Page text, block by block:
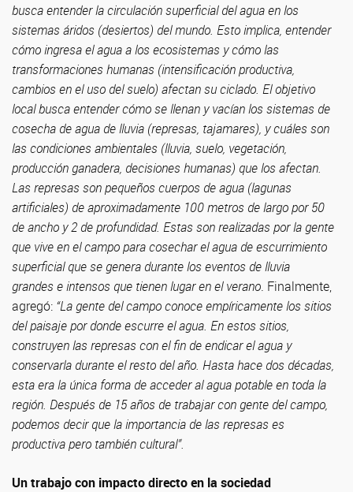
busca entender la circulación superficial del agua en los
sistemas áridos (desiertos) del mundo. Esto implica, entender
cómo ingresa el agua a los ecosistemas y cómo las
transformaciones humanas (intensificación productiva,
cambios en el uso del suelo) afectan su ciclado. El objetivo
local busca entender cómo se llenan y vacían los sistemas de
cosecha de agua de lluvia (represas, tajamares), y cuáles son
las condiciones ambientales (lluvia, suelo, vegetación,
producción ganadera, decisiones humanas) que los afectan.
Las represas son pequeños cuerpos de agua (lagunas
artificiales) de aproximadamente 100 metros de largo por 50
de ancho y 2 de profundidad. Estas son realizadas por la gente
que vive en el campo para cosechar el agua de escurrimiento
superficial que se genera durante los eventos de lluvia
grandes e intensos que tienen lugar en el verano. Finalmente,
agregó: “La gente del campo conoce empíricamente los sitios
del paisaje por donde escurre el agua. En estos sitios,
construyen las represas con el fin de endicar el agua y
conservarla durante el resto del año. Hasta hace dos décadas,
esta era la única forma de acceder al agua potable en toda la
región. Después de 15 años de trabajar con gente del campo,
podemos decir que la importancia de las represas es
productiva pero también cultural”.
Un trabajo con impacto directo en la sociedad